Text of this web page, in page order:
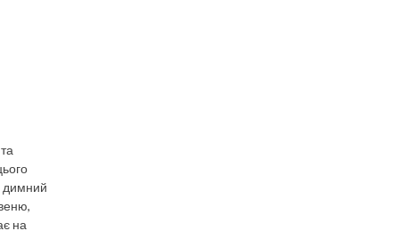
димний
на